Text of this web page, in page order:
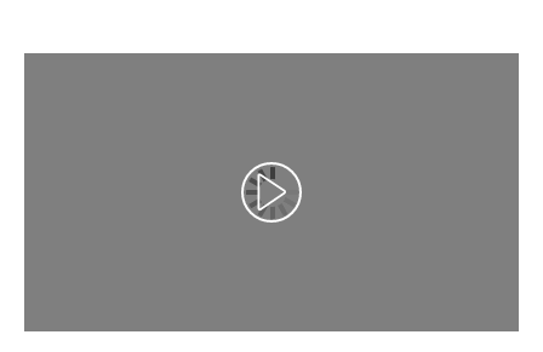
Predvajaj videoposnetek